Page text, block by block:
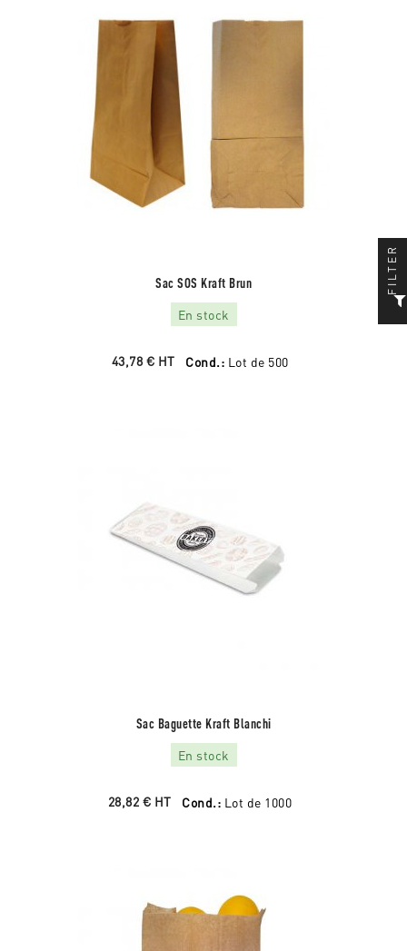
Sac SOS Kraft Brun
En stock
43,78 € HT Cond.: Lot de 500
Sac Baguette Kraft Blanchi
En stock
28,82 € HT Cond.: Lot de 1000
FILTER